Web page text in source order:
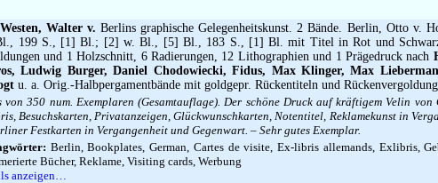
Walter v. Berlins graphische Gelegenheitskunst. 2 Bände. Berlin, Otto v.
199 S., [1] Bl.; [2] w. Bl., [5] Bl., 183 S., [1] Bl. mit Titel in Rot und Schwarz
und 1 Holzschnitt, 6 Radierungen, 12 Lithographien und 1 Prägedruck nach
Ludwig Burger, Daniel Chodowiecki, Fidus, Max Klinger, Max
u. a. Orig.-Halbpergamentbände mit goldgepr. Rückentiteln und
von 350 num. Exemplaren (Gesamtauflage). Der schöne Druck auf kräftigem Velin
Besuchskarten, Privatanzeigen, Glückwunschkarten, Notentitel, Reklamekunst in
Festkarten in Vergangenheit und Gegenwart. – Sehr gutes Exemplar.
Berlin, Bookplates, German, Cartes de visite, Ex-libris allemands, Exlibris,
Bücher, Reklame, Visiting cards, Werbung
anzeigen…